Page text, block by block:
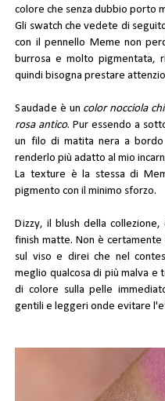
colore che senza dubbio porto
Gli swatch che vedete di
con il pennello Meme non
burrosa e molto pigmentata,
quindi bisogna prestare
Saudade è un color nocciola
rosa antico. Pur essendo a
un filo di matita nera a
renderlo più adatto al mio
La texture è la stessa di
pigmento con il minimo sforzo.
Dizzy, il blush della collezione,
finish matte. Non è
sul viso e direi che nel
meglio qualcosa di più malva e
di colore sulla pelle
gentili e leggeri onde evitare